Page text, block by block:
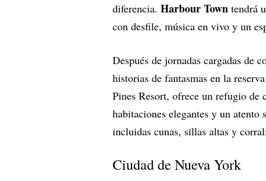
diferencia. Harbour Town tendrá
con desfile, música en vivo y un
Después de jornadas cargadas de
historias de fantasmas en la
Pines Resort, ofrece un refugio de
habitaciones elegantes y un atento
incluidas cunas, sillas altas y
Ciudad de Nueva York